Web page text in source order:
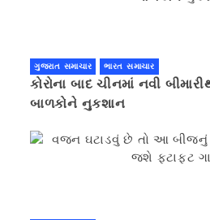
ગુજરાત સમાચાર ભારત સમાચાર
કોરોના બાદ ચીનમાં નવી
બાળકોને નુકશાન